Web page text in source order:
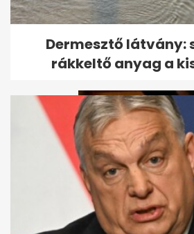
Tóth Gabi a
TV2 műsorában
Dermesztő látvány:
rákkeltő anyag a